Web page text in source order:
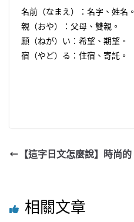
名前（なまえ）：名字、姓名。
親（おや）：父母、雙親。
願（ねが）い：希望、期望。
宿（やど）る：住宿、寄託。
【這字日文怎麼說】時尚
相關文章